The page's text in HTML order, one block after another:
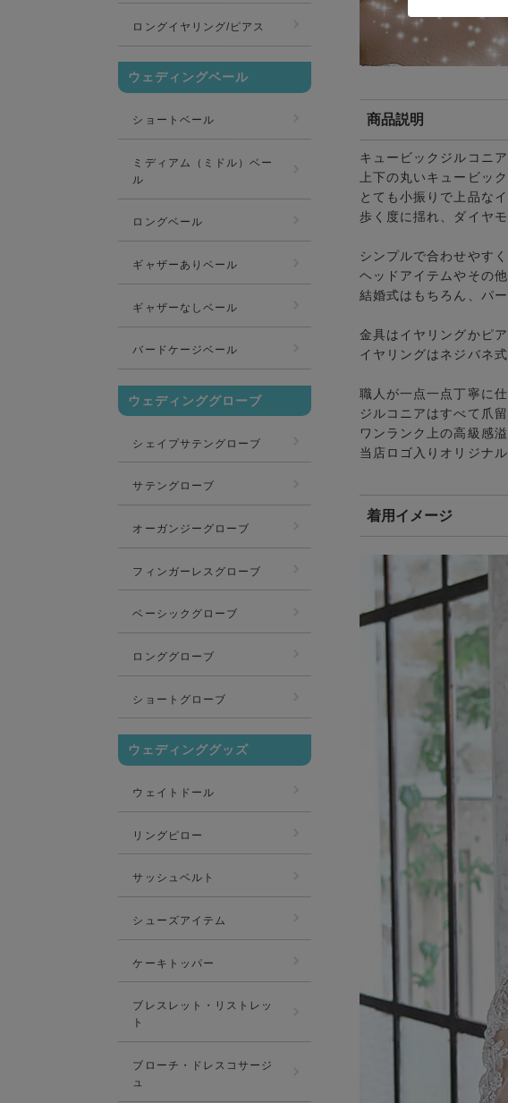
商品説明
キュービックジルコニ
上下の丸いキュービッ
とても小振りで上品な
歩く度に揺れ、ダイヤ
シンプルで合わせやす
ヘッドアイテムやその
結婚式はもちろん、パ
金具はイヤリングかピ
イヤリングはネジバネ
職人が一点一点丁寧に仕
ジルコニアはすべて爪
ワンランク上の高級感
当店ロゴ入りオリジナ
着用イメージ
ロングイヤリング/ピアス
ウェディングベール
ショートベール
ミディアム（ミドル）ベー
ル
ロングベール
ギャザーありベール
ギャザーなしベール
バードケージベール
ウェディンググローブ
シェイプサテングローブ
サテングローブ
オーガンジーグローブ
フィンガーレスグローブ
ベーシックグローブ
ロンググローブ
ショートグローブ
ウェディンググッズ
ウェイトドール
リングピロー
サッシュベルト
シューズアイテム
ケーキトッパー
ブレスレット・リストレッ
ト
ブローチ・ドレスコサージ
ュ